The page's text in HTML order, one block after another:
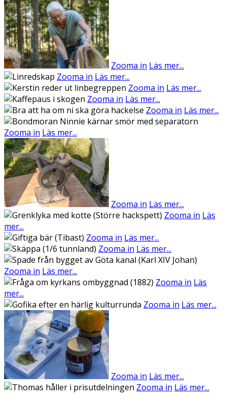
Zooma in Läs mer...
Zooma in Läs mer...
Zooma in Läs mer...
Zooma in Läs mer...
Zooma in Läs mer...
Zooma in Läs mer...
Zooma in Läs mer...
Zooma in Läs
mer...
Zooma in Läs mer...
Zooma in Läs mer...
Zooma in Läs mer...
Zooma in Läs
mer...
Zooma in Läs mer...
Zooma in Läs mer...
Zooma in Läs mer...